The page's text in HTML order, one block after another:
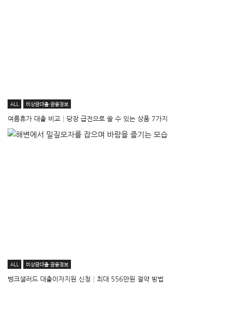
ALL 비상금대출·금융정보
여름휴가 대출 비교│당장 급전으로 쓸 수 있는 상품 7가지
ALL 비상금대출·금융정보
뱅크샐러드 대출이자지원 신청│최대 556만원 절약 방법